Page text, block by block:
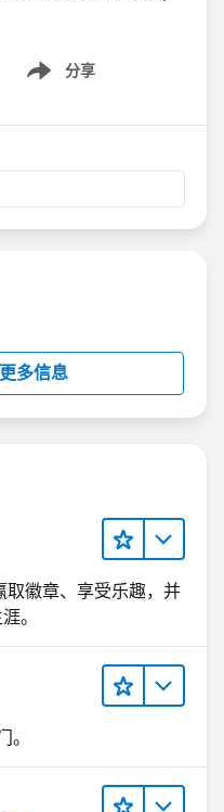
分享
Show menu
多信息
取徽章、享受乐趣，并
。